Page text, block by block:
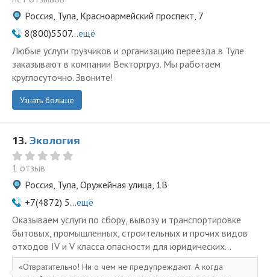
Россия, Тула, Красноармейский проспект, 7
8(800)5507...ещё
Любые услуги грузчиков и организацию переезда в Туле
заказывают в компании Векторгруз. Мы работаем
круглосуточно. Звоните!
Узнать больше
13. Экология
1 отзыв
Россия, Тула, Оружейная улица, 1В
+7(4872) 5...ещё
Оказываем услуги по сбору, вывозу и транспортировке
бытовых, промышленных, строительных и прочих видов
отходов IV и V класса опасности для юридических...
Отвратительно! Ни о чем не предупреждают. А когда